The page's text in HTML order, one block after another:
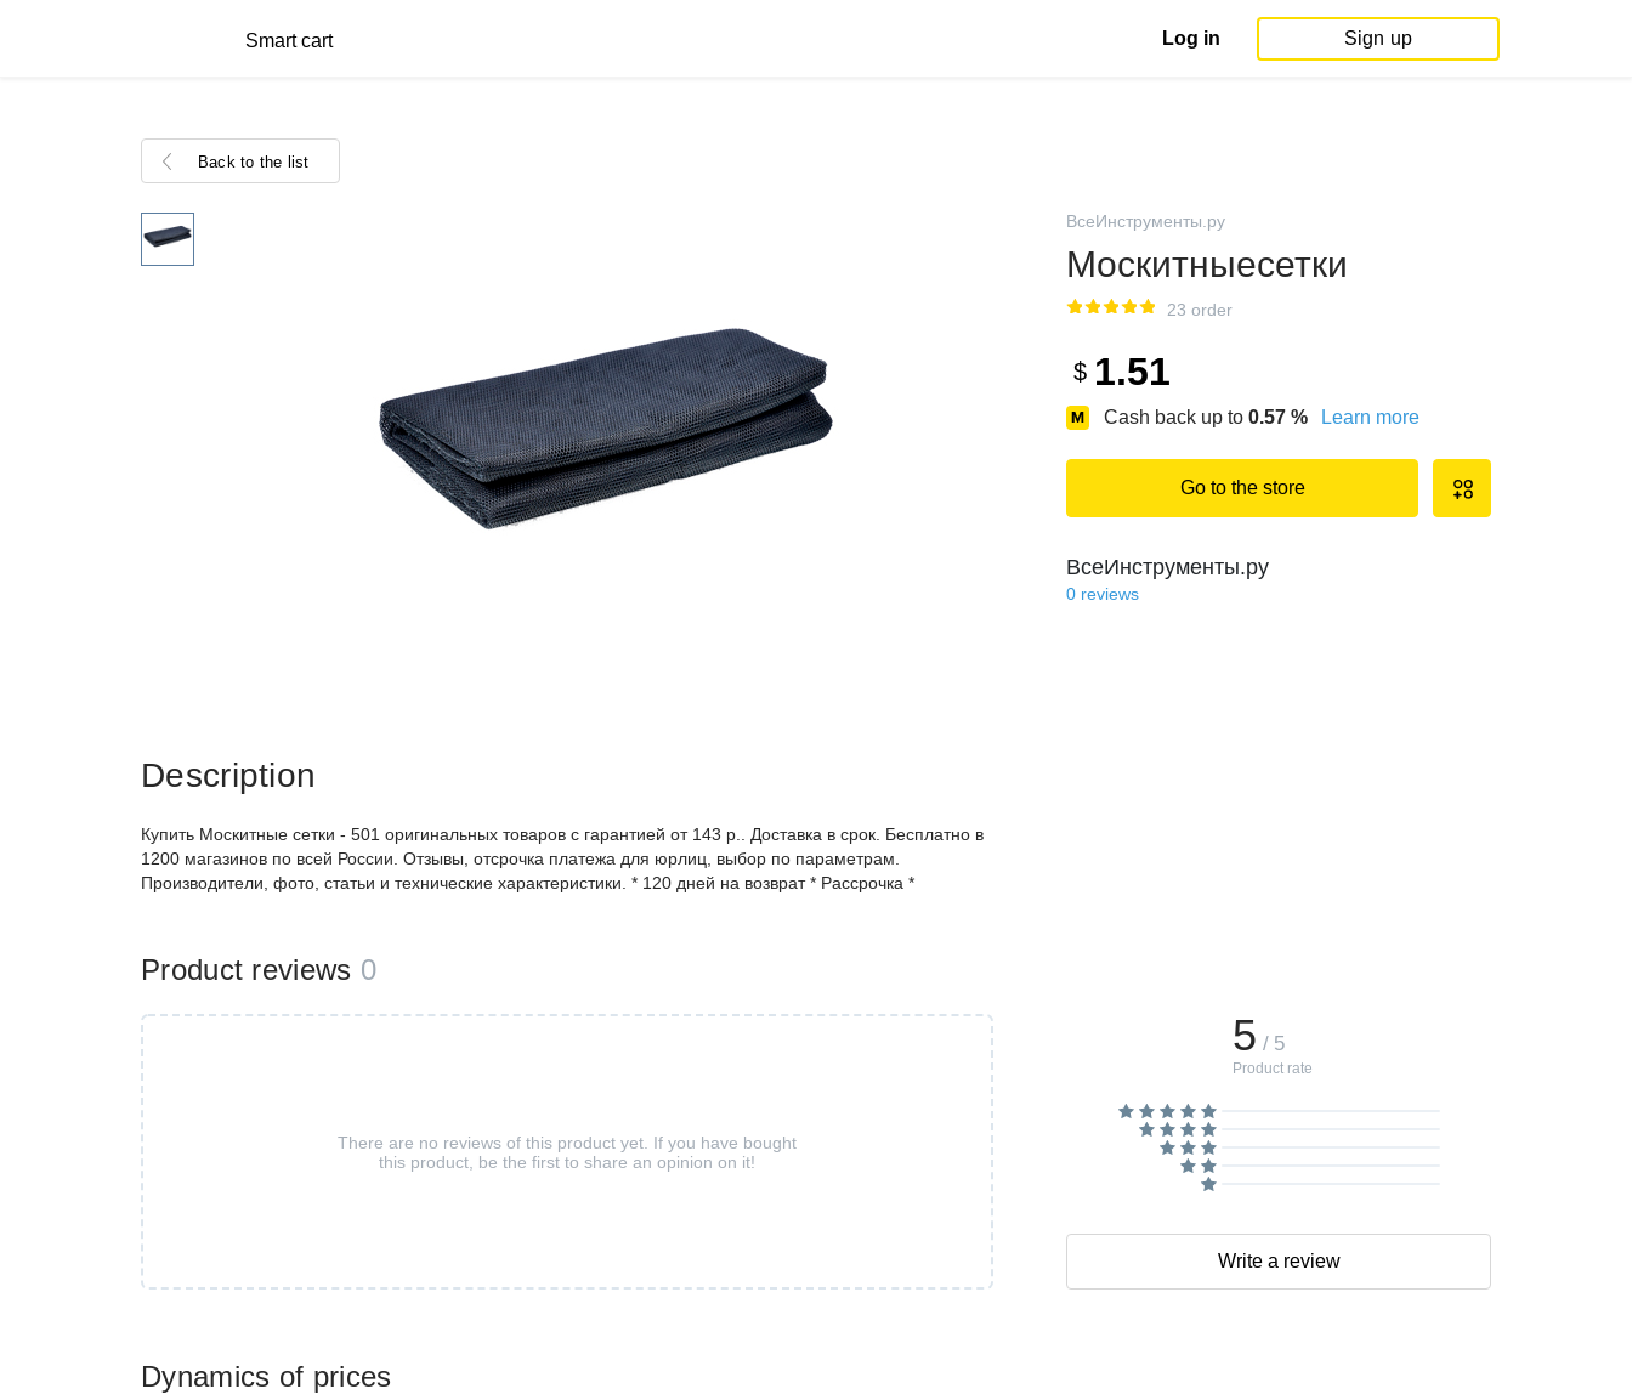
Smart cart Log in Sign up
Back to the list
ВсеИнструменты.ру
Москитныесетки
23 order
$ 1.51
Cash back up to 0.57 % Learn more
Go to the store
ВсеИнструменты.ру
0 reviews
Dynamics of prices
Description
Купить Москитные сетки - 501 оригинальных товаров с гарантией от 143 р.. Доставка в срок. Бесплатно в
1200 магазинов по всей России. Отзывы, отсрочка платежа для юрлиц, выбор по параметрам.
Производители, фото, статьи и технические характеристики. * 120 дней на возврат * Рассрочка *
Product reviews 0
There are no reviews of this product yet. If you have bought
this product, be the first to share an opinion on it!
5 / 5
Product rate
Write a review